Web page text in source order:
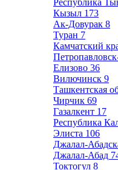
Республика
Кызыл 173
Ак-Довурак 8
Туран 7
Камчатский
Елизово 36
Вилючинск 9
Ташкентская
Чирчик 69
Газалкент 17
Республика
Элиста 106
Джалал-
Джалал-Абад
Токтогул 8